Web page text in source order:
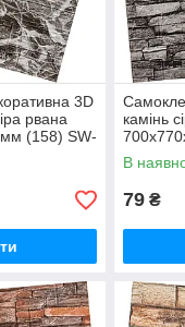
3D
рвана
(158) SW-
камінь
00001481
В
79 ₴